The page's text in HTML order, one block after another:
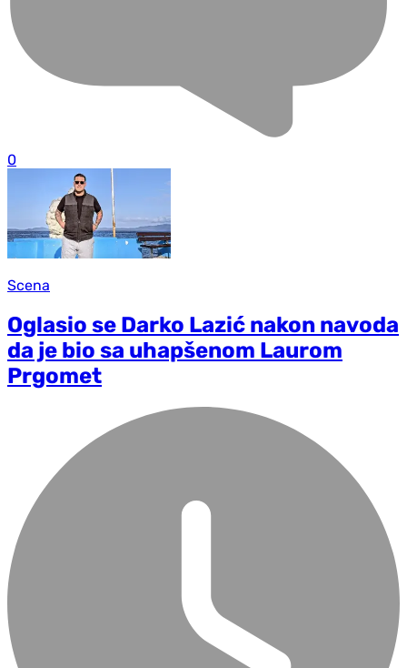
0
Scena
Oglasio se Darko Lazić nakon navoda
da je bio sa uhapšenom Laurom
Prgomet